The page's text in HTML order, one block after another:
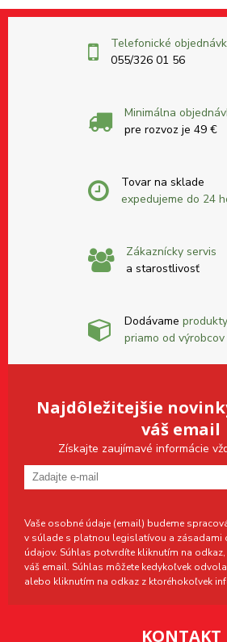
Telefonické
055/326 01 56
Minimálna
pre rozvoz je 49 €
Tovar na sklade
expedujeme do 24
Zákaznícky servis
a starostlivosť
Dodávame produkty
priamo od výrobcov
Najdôležitejšie
váš email
Získajte zaujímavé informácie
Vaše osobné údaje (email) budeme
v súlade s platnou legislatívou a zásadami
údajov. Súhlas potvrdíte kliknutím na
váš email. Súhlas môžete kedykoľvek
alebo kliknutím na odkaz z ktoréhokoľvek
KONTAKT